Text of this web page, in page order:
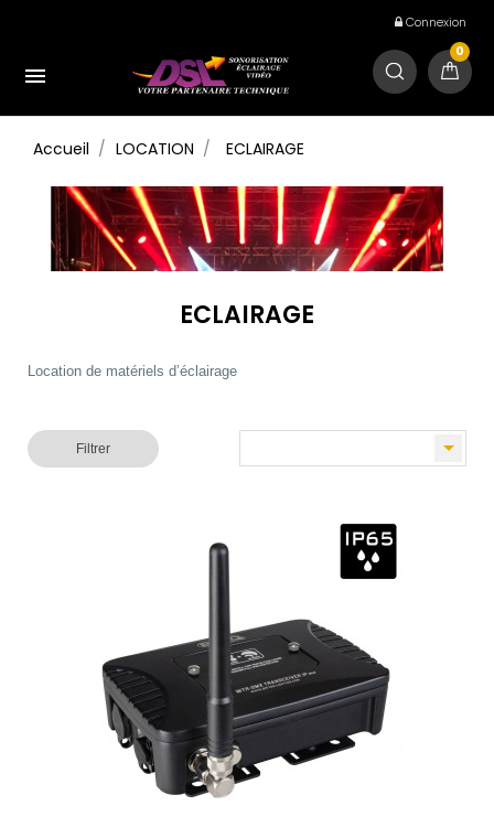
Connexion

0
Accueil LOCATION ECLAIRAGE
ECLAIRAGE
Location de matériels d’éclairage

Filtrer